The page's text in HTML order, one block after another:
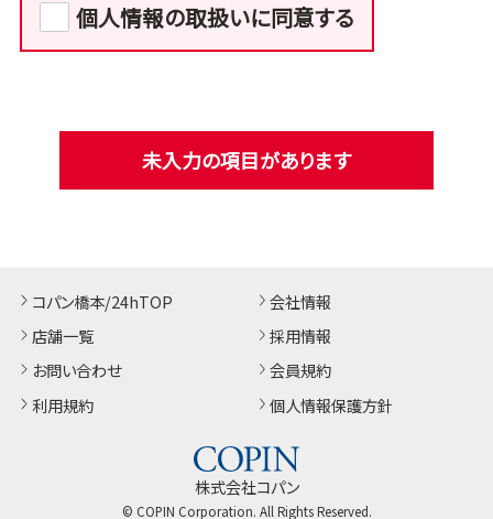
個人情報の取扱いに同意する
未入力の項目があります
コパン橋本/24hTOP
店舗一覧
お問い合わせ
利用規約
会社情報
採用情報
会員規約
個人情報保護方針
株式会社コパン
© COPIN Corporation. All Rights Reserved.